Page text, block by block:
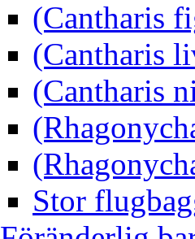
(Cantharis
(Cantharis
(Cantharis
Stor